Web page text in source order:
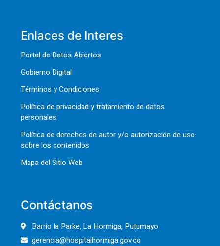
Enlaces de Interes
Portal de Datos Abiertos
Gobierno Digital
Términos y Condiciones
Política de privacidad y tratamiento de datos
personales.
Política de derechos de autor y/o autorización de uso
sobre los contenidos
Mapa del Sitio Web
Contáctanos
Barrio la Parke, La Hormiga, Putumayo
gerencia@hospitalhormiga.gov.co